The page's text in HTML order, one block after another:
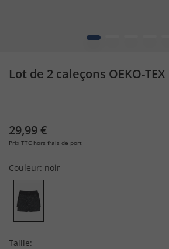
1
Lot de 2 caleçons OEKO-TEX
29,99 €
Prix TTC hors frais de port
Couleur: noir
Taille: